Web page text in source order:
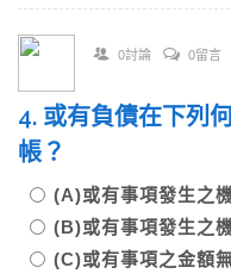
0討論 0留言
4. 或有負債在下列
帳？
(A)或有事項發生之
(B)或有事項發生之
(C)或有事項之金額